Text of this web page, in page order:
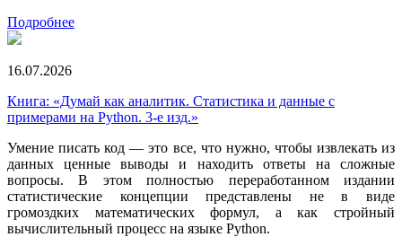
Подробнее
16.07.2026
Книга: «Думай как аналитик. Статистика и данные с
примерами на Python. 3-е изд.»
Умение писать код — это все, что нужно, чтобы извлекать из
данных ценные выводы и находить ответы на сложные
вопросы. В этом полностью переработанном издании
статистические концепции представлены не в виде
громоздких математических формул, а как стройный
вычислительный процесс на языке Python.